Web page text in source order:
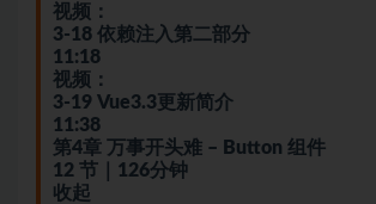
视频：
3-18 依赖注入第二部分
11:18
视频：
3-19 Vue3.3更新简介
11:38
第4章 万事开头难 – Button 组件
12 节｜126分钟
收起